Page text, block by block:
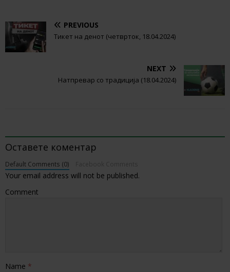
PREVIOUS
Тикет на денот (четврток, 18.04.2024)
NEXT
Натпревар со традиција (18.04.2024)
Оставете коментар
Default Comments (0)
Your email address will not be published.
Comment
Name *